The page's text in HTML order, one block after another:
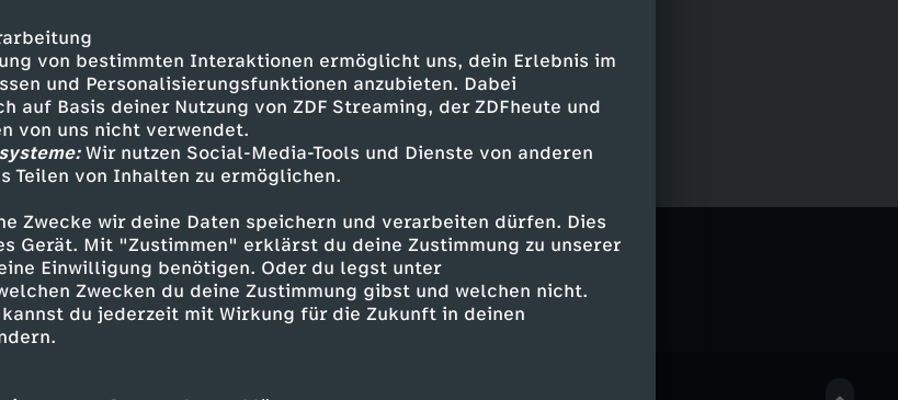
von bestimmten Interaktionen ermöglicht uns, dein Erlebnis im
und Personalisierungsfunktionen anzubieten. Dabei
auf Basis deiner Nutzung von ZDF Streaming, der ZDFheute und
von uns nicht verwendet.
Wir nutzen Social-Media-Tools und Dienste von anderen
Teilen von Inhalten zu ermöglichen.
Zwecke wir deine Daten speichern und verarbeiten dürfen. Dies
Gerät. Mit "Zustimmen" erklärst du deine Zustimmung zu unserer
Einwilligung benötigen. Oder du legst unter
Zwecken du deine Zustimmung gibst und welchen nicht.
du jederzeit mit Wirkung für die Zukunft in deinen
entdecken
informativ ICH bin ICH